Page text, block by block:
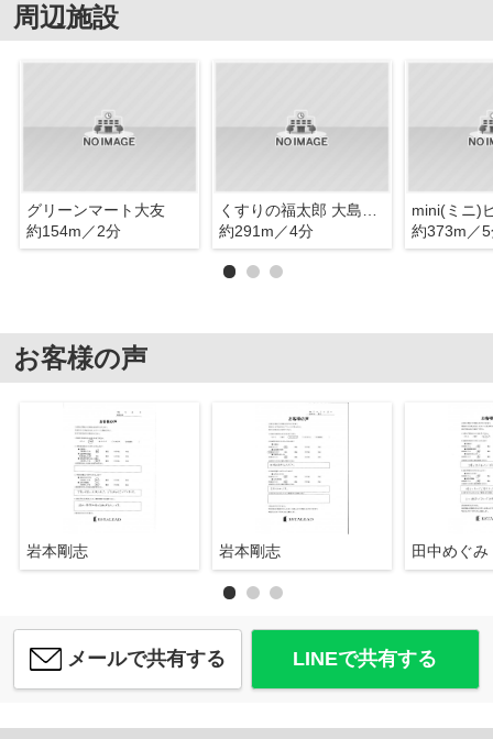
周辺施設
グリーンマート大友
約154m／2分
約291m／4分
約373m／
お客様の声
岩本剛志 岩本剛志 田中めぐみ
メールで共有する LINEで共有する